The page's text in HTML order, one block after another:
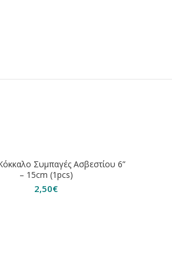
Συμπαγές Ασβεστίου 6”
– 15cm (1pcs)
2,50€